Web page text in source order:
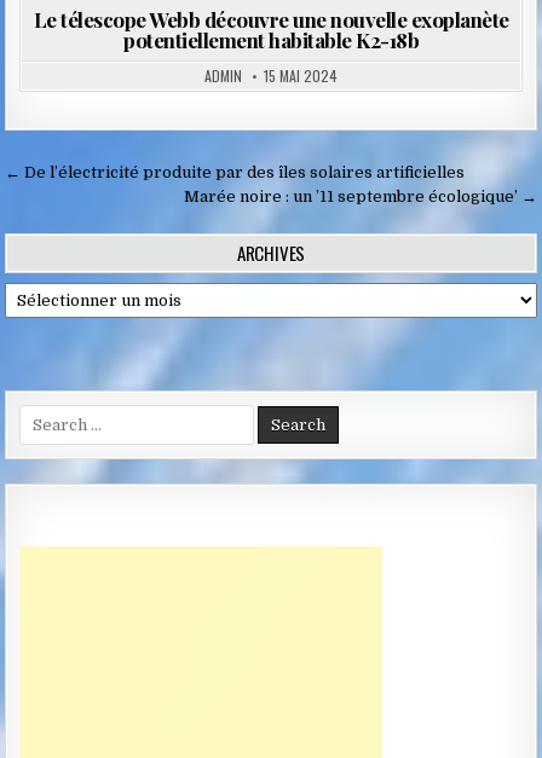
Le télescope Webb découvre une nouvelle exoplanète
potentiellement habitable K2-18b
ADMIN 15 MAI 2024
Navigation
l’article
← De l’électricité produite par des îles solaires artificielles
Marée noire : un ’11 septembre écologique’ →
ARCHIVES
Archives
for: